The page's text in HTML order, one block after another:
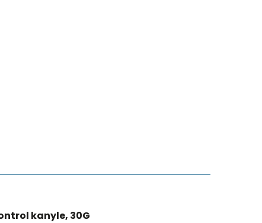
kanyle, 30G